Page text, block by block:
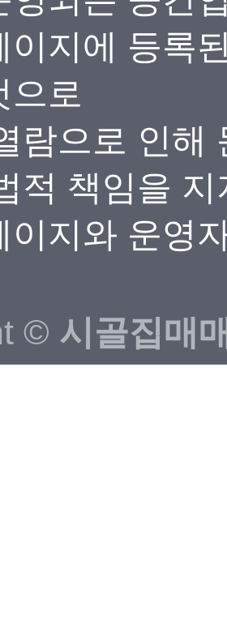
이지에 등록
으로
람으로 인해
적 책임을
이지와 운영
© 시골집매